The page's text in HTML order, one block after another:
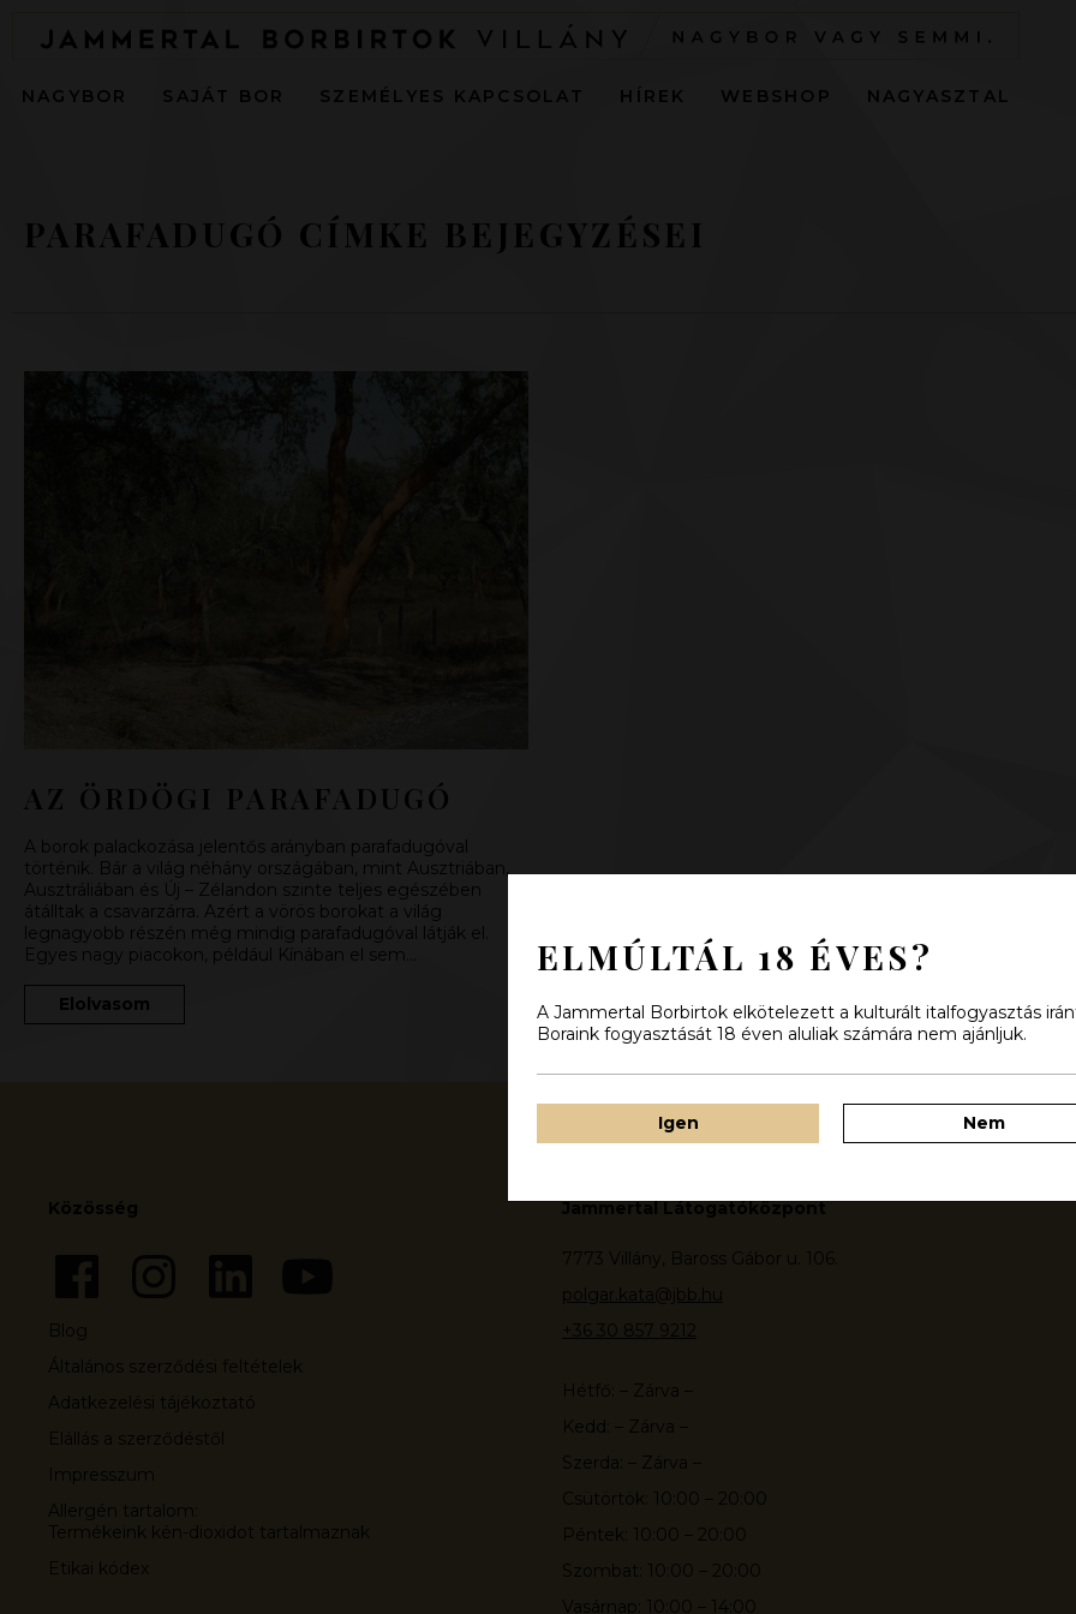
NAGYBOR SAJÁT BOR SZEMÉLYES KAPCSOLAT HÍREK WEBSHOP NAGYASZTAL
PARAFADUGÓ CÍMKE BEJEGYZÉSEI
AZ ÖRDÖGI PARAFADUGÓ
A borok palackozása jelentős arányban parafadugóval
történik. Bár a világ néhány országában, mint Ausztriában,
Ausztráliában és Új – Zélandon szinte teljes egészében
átálltak a csavarzárra. Azért a vörös borokat a világ
legnagyobb részén még mindig parafadugóval látják el.
Egyes nagy piacokon, például Kínában el sem…
Elolvasom
Közösség
Blog
Általános szerződési feltételek
Adatkezelési tájékoztató
Elállás a szerződéstől
Impresszum
Allergén tartalom:
Termékeink kén-dioxidot tartalmaznak
Etikai kódex
Jammertal Látogatóközpont
7773 Villány, Baross Gábor u. 106.
polgar.kata@jbb.hu
+36 30 857 9212
Hétfő: – Zárva –
Kedd: – Zárva –
Szerda: – Zárva –
Csütörtök: 10:00 – 20:00
Péntek: 10:00 – 20:00
Szombat: 10:00 – 20:00
Vasárnap: 10:00 – 14:00
ELMÚLTÁL 18 ÉVES?
A Jammertal Borbirtok elkötelezett a kulturált italfogyasztás
Boraink fogyasztását 18 éven aluliak számára nem ajánljuk.
Igen Nem